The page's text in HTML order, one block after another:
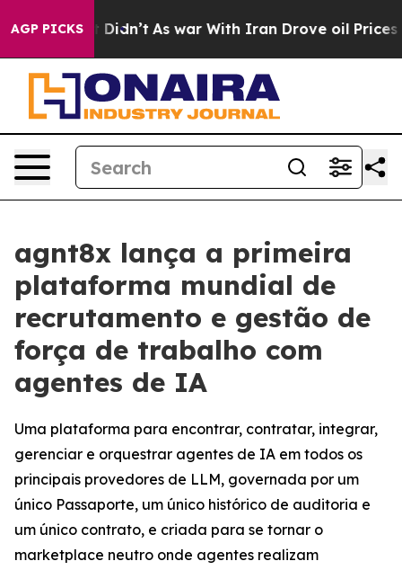
AGP PICKS
it Didn’t As war With Iran Drove oil Prices
agnt8x lança a primeira
plataforma mundial de
recrutamento e gestão de
força de trabalho com
agentes de IA
Uma plataforma para encontrar, contratar, integrar,
gerenciar e orquestrar agentes de IA em todos os
principais provedores de LLM, governada por um
único Passaporte, um único histórico de auditoria e
um único contrato, e criada para se tornar o
marketplace neutro onde agentes realizam